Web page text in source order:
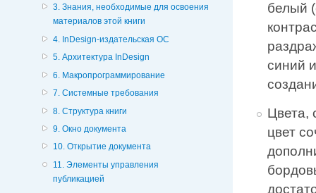
3. Знания, необходимые для освоения
материалов этой книги
4. InDesign-издательская ОС
5. Архитектура InDesign
6. Макропрограммирование
7. Системные требования
8. Структура книги
9. Окно документа
10. Открытие документа
11. Элементы управления
публикацией
белый
синий
Цвета,
цвет